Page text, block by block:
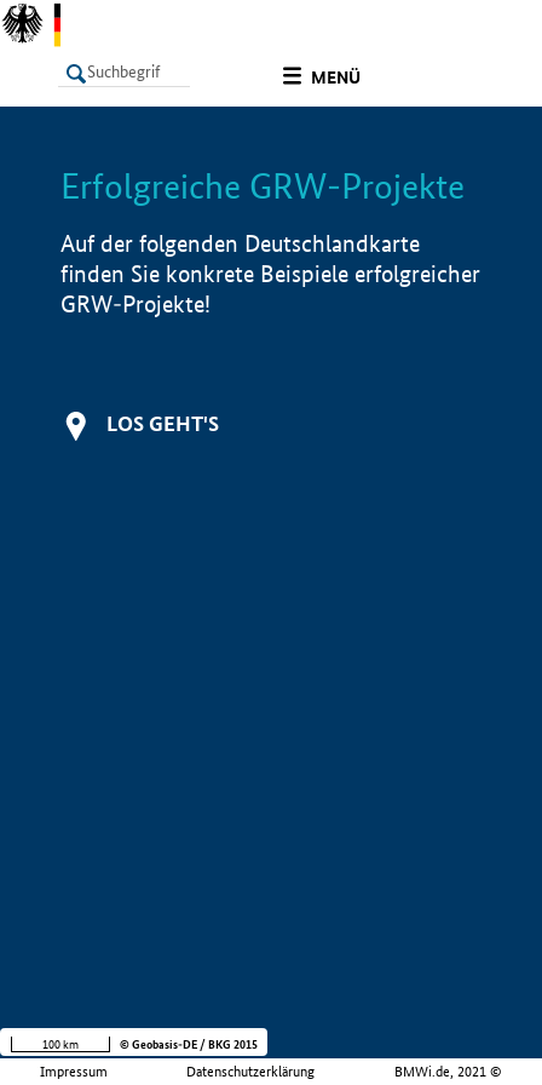
MENÜ
LISTE Info
Erfolgreiche GRW-Projekte
Auf der folgenden Deutschlandkarte
finden Sie konkrete Beispiele erfolgreicher
GRW-Projekte!
LOS GEHT'S
Impressum Datenschutzerklärung BMWi.de, 2021 ©
100 km © Geobasis-DE / BKG 2015